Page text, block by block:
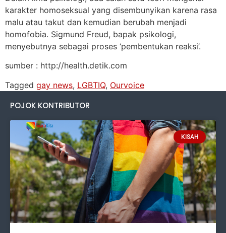
karakter homoseksual yang disembunyikan karena rasa
malu atau takut dan kemudian berubah menjadi
homofobia. Sigmund Freud, bapak psikologi,
menyebutnya sebagai proses ‘pembentukan reaksi’.
sumber : http://health.detik.com
Tagged gay news, LGBTIQ, Ourvoice
POJOK KONTRIBUTOR
KISAH